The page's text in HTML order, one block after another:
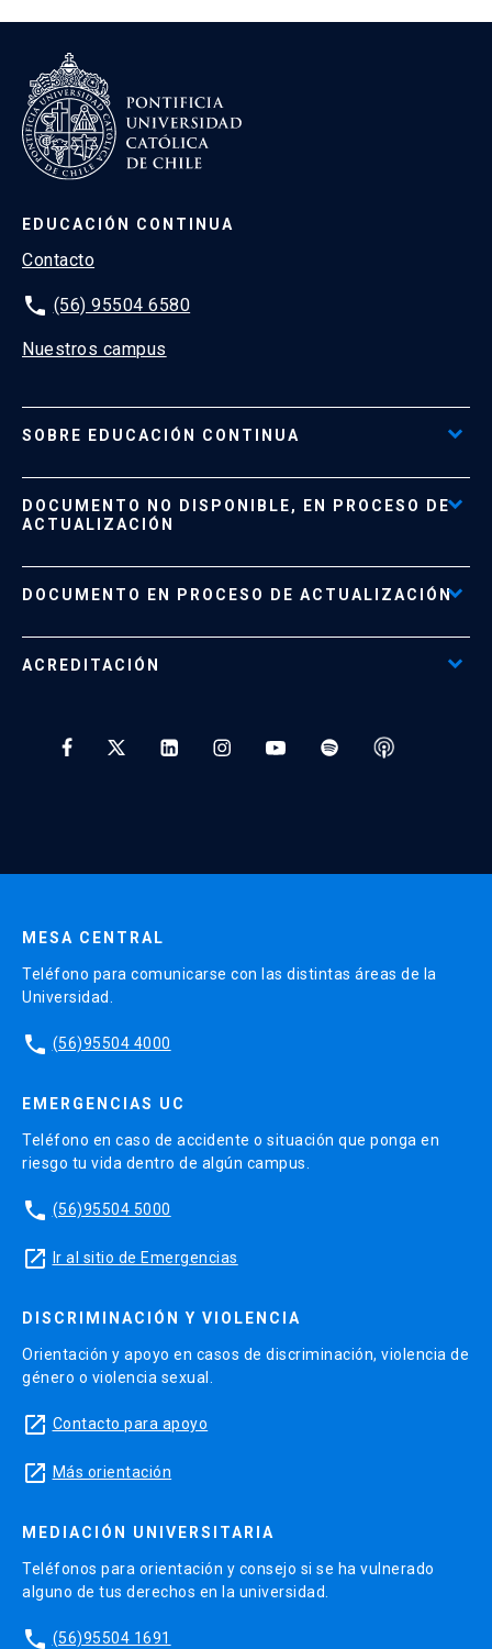
EDUCACIÓN CONTINUA
Contacto
phone (56) 95504 6580
Nuestros campus
SOBRE EDUCACIÓN CONTINUA
Formas de Pago
Políticas de Retiro, Devolución e Información Importante
DOCUMENTO NO DISPONIBLE, EN PROCESO DE
ACTUALIZACIÓN
Documento No Disponible file_download
DOCUMENTO EN PROCESO DE ACTUALIZACIÓN
ACREDITACIÓN
MESA CENTRAL
Teléfono para comunicarse con las distintas áreas de la
Universidad.
phone (56)95504 4000
EMERGENCIAS UC
Teléfono en caso de accidente o situación que ponga en
riesgo tu vida dentro de algún campus.
phone (56)95504 5000
launch Ir al sitio de Emergencias
DISCRIMINACIÓN Y VIOLENCIA
Orientación y apoyo en casos de discriminación, violencia de
género o violencia sexual.
launch Contacto para apoyo
launch Más orientación
MEDIACIÓN UNIVERSITARIA
Teléfonos para orientación y consejo si se ha vulnerado
alguno de tus derechos en la universidad.
phone (56)95504 1691